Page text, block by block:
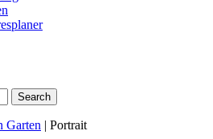
Garten | Portrait